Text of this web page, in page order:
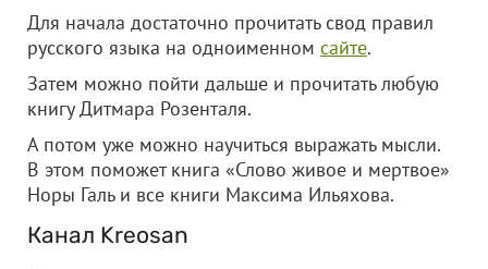
Для начала достаточно прочитать свод правил
русского языка на одноименном сайте.
Затем можно пойти дальше и прочитать любую
книгу Дитмара Розенталя.
А потом уже можно научиться выражать мысли.
В этом поможет книга «Слово живое и мертвое»
Норы Галь и все книги Максима Ильяхова.
Канал Kreosan